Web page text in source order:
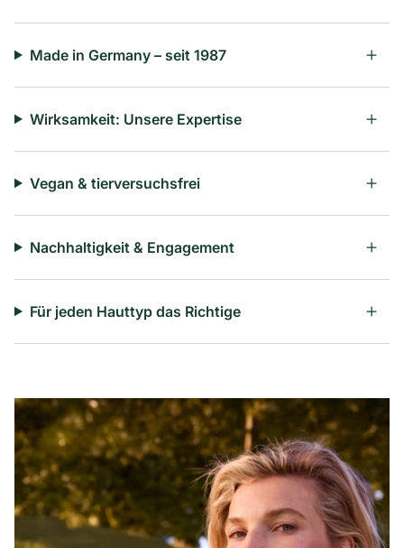
Made in Germany – seit 1987
Wirksamkeit: Unsere Expertise
Vegan & tierversuchsfrei
Nachhaltigkeit & Engagement
Für jeden Hauttyp das Richtige